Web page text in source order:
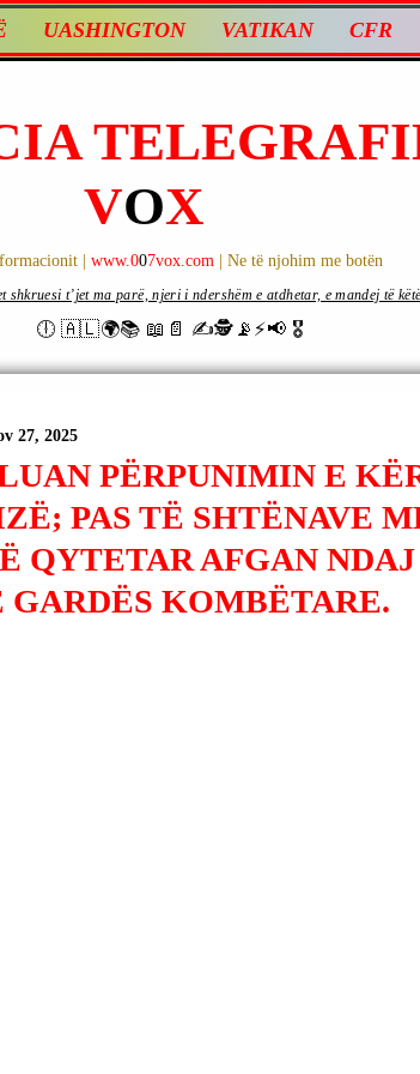
UASHINGTON VATIKAN CFR
VOX
| www.007vox.com | Ne të njohim me botën
🕕 🇦🇱🌍📚 📖📄 ✍🕵️📡⚡️📢 🎖
shkruesi t’jet ma parë, njeri i ndershëm e atdhetar, e mandej të
PËRPUNIMIN E
PAS TË SHTËNAVE
QYTETAR AFGAN
GARDËS KOMBËTARE.
27, 2025